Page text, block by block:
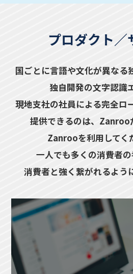
プロダクト／
国ごとに言語や文化が異なる
独自開発の文字認識
現地支社の社員による完全ロ
提供できるのは、Zanroo
Zanrooを利用してく
一人でも多くの消費者の
消費者と強く繋がれるよう